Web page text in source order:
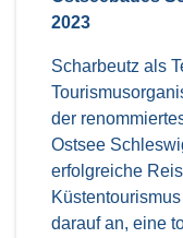
2023
Scharbeutz als
der
Ostsee
erfolgreiche
darauf an, eine